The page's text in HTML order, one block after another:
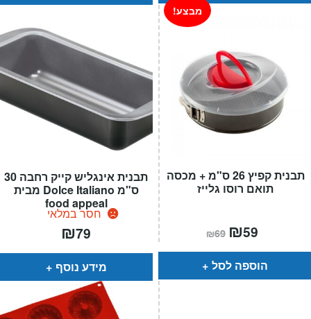
תבנית אינגליש קייק רחבה 30
ס"מ Dolce Italiano מבית
food appeal
חסר במלאי
₪79
מידע נוסף
תבנית קפיץ 26 ס"מ + מכסה
תואם רוסו גלייז
מבצע!
₪69 המחיר
המקורי
היה:
₪69.
₪59
הוא:
הוספה לסל